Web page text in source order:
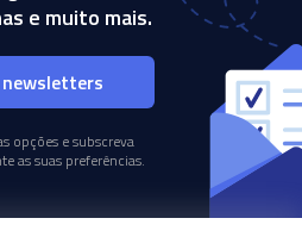
e muito mais.
opções e subscreva
as suas preferências.